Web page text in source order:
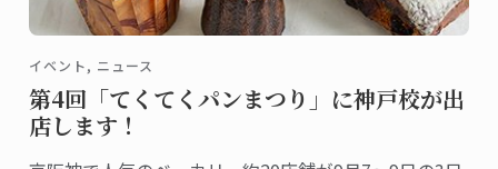
イベント, ニュース
第4回「てくてくパンまつり」に神戸校が出
店します！